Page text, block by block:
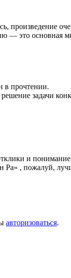
произведение
— это основная
в прочтении.
задачи
и
, пожалуй,
авторизоваться.